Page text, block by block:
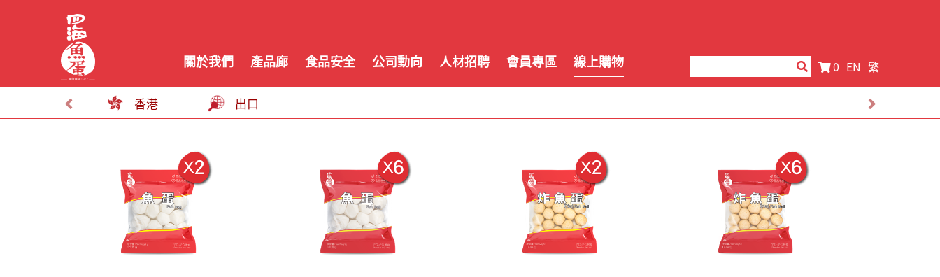
關於我們 產品廊 食品安全 公司動向 人材招聘 會員專區 線上購物 0 EN 繁
香港 出口